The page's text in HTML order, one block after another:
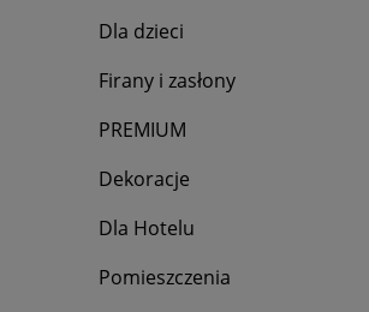
Dla dzieci
Firany i zasłony
PREMIUM
Dekoracje
Dla Hotelu
Pomieszczenia